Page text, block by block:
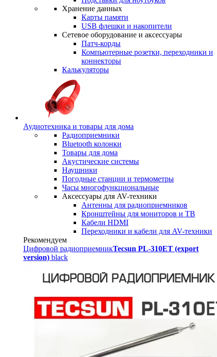
Хранение данных
Карты памяти
USB флешки и накопители
Сетевое оборудование и аксессуары
Патч-корды
Компьютерные розетки, переходники и
коннекторы
Калькуляторы
Аудиотехника и товары для дома
Радиоприемники
Bluetooth колонки
Товары для дома
Акустические системы
Наушники
Погодные станции и термометры
Часы многофункциональные
Аксессуары для AV-техники
Антенны для радиоприемников
Кронштейны для мониторов и ТВ
Кабели HDMI
Переходники и кабели для AV-техники
Рекомендуем
Цифровой радиоприемникTecsun PL-310ET (export
version) black